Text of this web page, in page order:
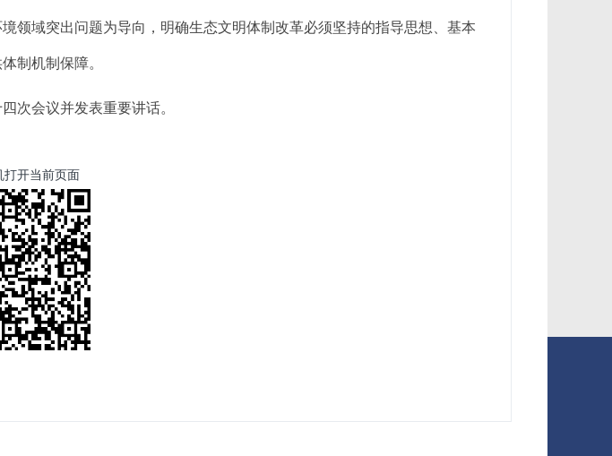
领域突出问题为导向，明确生态文明体制改革必须坚持的指导思想、基本
制机制保障。
次会议并发表重要讲话。
打开当前页面